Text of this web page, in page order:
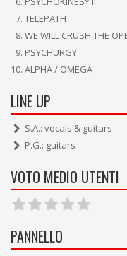
TELEPATH
WE WILL CRUSH THE
PSYCHURGY
ALPHA / OMEGA
LINE UP
S.A.: vocals & guitars
P.G.: guitars
VOTO MEDIO UTENTI
PANNELLO